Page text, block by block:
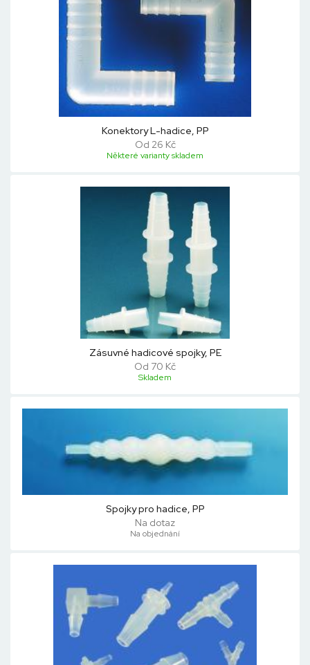
Konektory L-hadice, PP
Od 26 Kč
Některé varianty skladem
Zásuvné hadicové spojky, PE
Od 70 Kč
Skladem
Spojky pro hadice, PP
Na dotaz
Na objednání